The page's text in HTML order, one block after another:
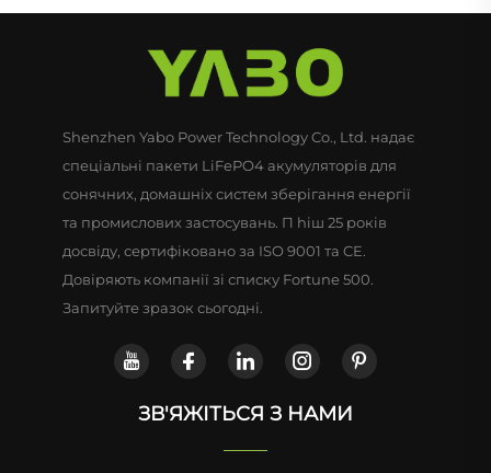
Shenzhen Yabo Power Technology Co., Ltd. надає
спеціальні пакети LiFePO4 акумуляторів для
сонячних, домашніх систем зберігання енергії
та промислових застосувань. П hiш 25 років
досвіду, сертифіковано за ISO 9001 та CE.
Довіряють компанії зі списку Fortune 500.
Запитуйте зразок сьогодні.
ЗВ'ЯЖІТЬСЯ З НАМИ